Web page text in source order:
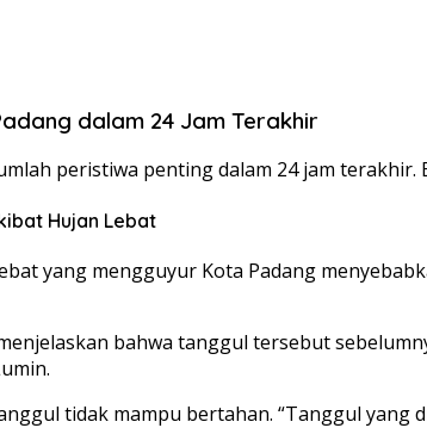
dalam 24 Jam Terakhir
peristiwa penting dalam 24 jam
Hujan Lebat
yang mengguyur Kota Padang
bahwa tanggul tersebut
tidak mampu bertahan. “Tanggul yang